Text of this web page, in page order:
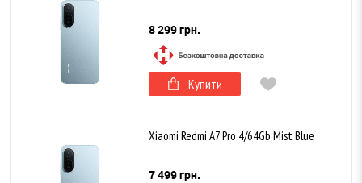
8 299 грн.
Купити
Xiaomi Redmi A7 Pro 4/64Gb Mist Blue
7 499 грн.